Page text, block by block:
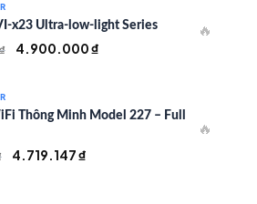
20.000.000 ₫.là:
14.000.000 ₫.
x23 Ultra-low-light Series
₫
Giá
7.000.000 ₫.
4.900.000₫
là:
🔥
Thông Minh Model 227 – Full
Giá
4.719.147₫
🔥